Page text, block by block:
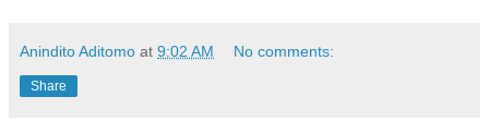
Anindito Aditomo at 9:02 AM No comments:
Share